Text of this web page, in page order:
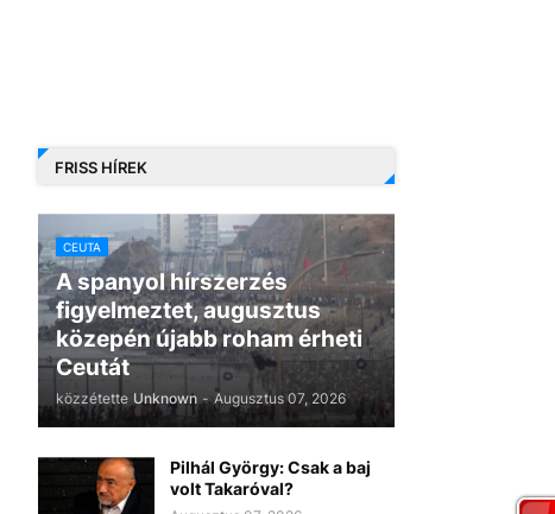
FRISS HÍREK
CEUTA
A spanyol hírszerzés
figyelmeztet, augusztus
közepén újabb roham érheti
Ceutát
közzétette Unknown - Augusztus 07, 2026
Pilhál György: Csak a baj
volt Takaróval?